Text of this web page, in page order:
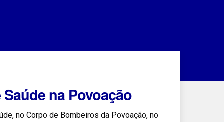
na Povoação
no Corpo de Bombeiros da Povoação, no